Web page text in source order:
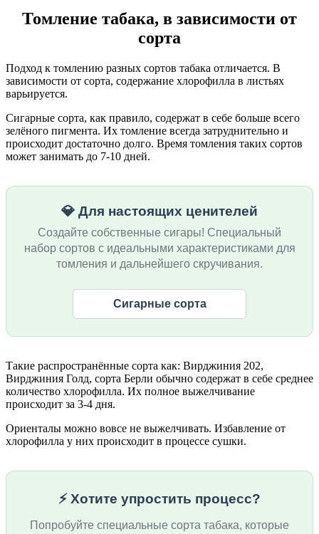
Томление табака, в зависимости от
сорта
Подход к томлению разных сортов табака отличается. В
зависимости от сорта, содержание хлорофилла в листьях
варьируется.
Сигарные сорта, как правило, содержат в себе больше всего
зелёного пигмента. Их томление всегда затруднительно и
происходит достаточно долго. Время томления таких сортов
может занимать до 7-10 дней.
💎 Для настоящих ценителей
Создайте собственные сигары! Специальный
набор сортов с идеальными характеристиками для
томления и дальнейшего скручивания.
Сигарные сорта
Такие распространённые сорта как: Вирджиния 202,
Вирджиния Голд, сорта Берли обычно содержат в себе среднее
количество хлорофилла. Их полное выжелчивание
происходит за 3-4 дня.
Ориенталы можно вовсе не выжелчивать. Избавление от
хлорофилла у них происходит в процессе сушки.
⚡ Хотите упростить процесс?
Попробуйте специальные сорта табака, которые